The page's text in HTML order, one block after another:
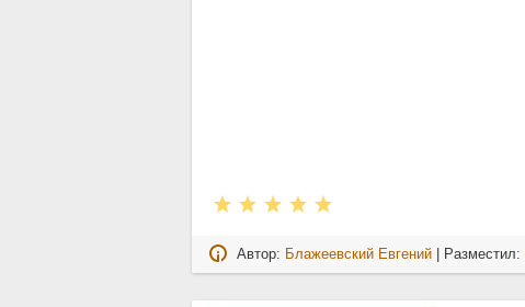
Автор: Блажеевский Евгений | Разместил: